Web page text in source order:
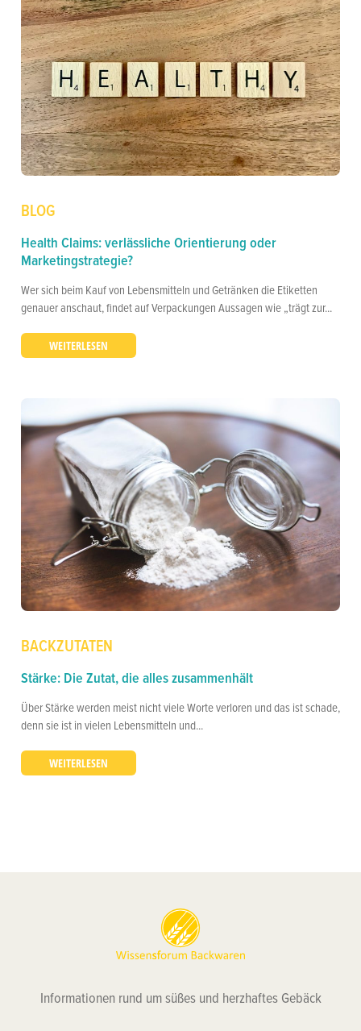
BLOG
Health Claims: verlässliche Orientierung oder
Marketingstrategie?
Wer sich beim Kauf von Lebensmitteln und Getränken die Etiketten
genauer anschaut, findet auf Verpackungen Aussagen wie „trägt zur...
WEITERLESEN
BACKZUTATEN
Stärke: Die Zutat, die alles zusammenhält
Über Stärke werden meist nicht viele Worte verloren und das ist schade,
denn sie ist in vielen Lebensmitteln und...
WEITERLESEN
Informationen rund um süßes und herzhaftes Gebäck